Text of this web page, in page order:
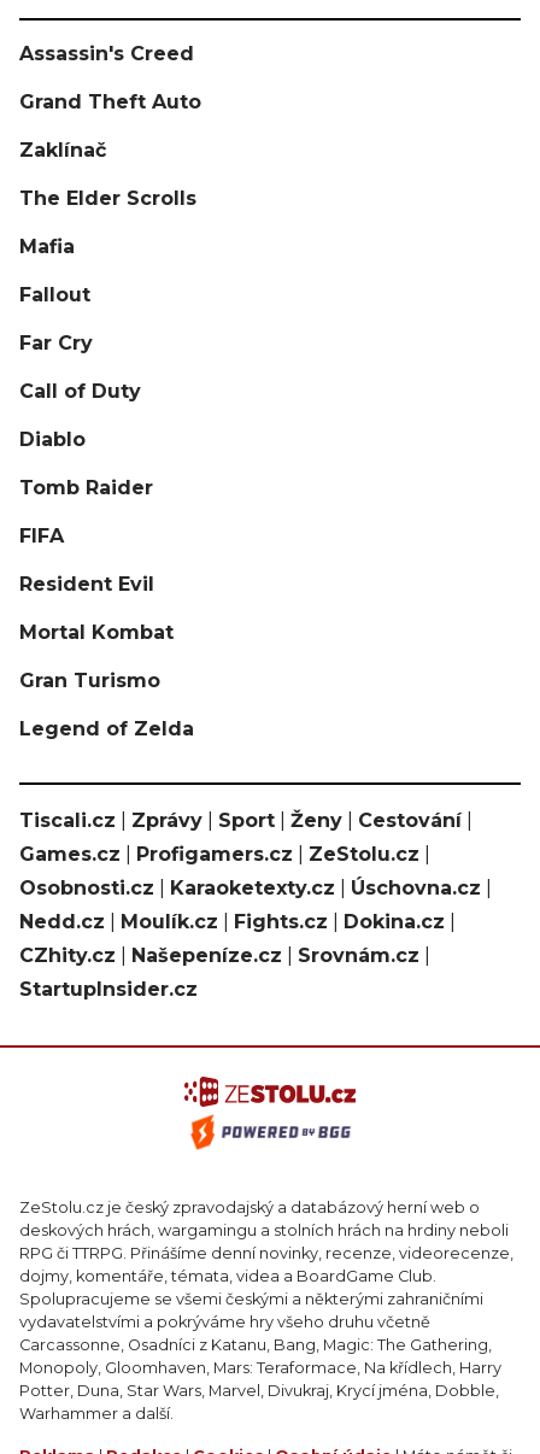
Assassin's Creed
Grand Theft Auto
Zaklínač
The Elder Scrolls
Mafia
Fallout
Far Cry
Call of Duty
Diablo
Tomb Raider
FIFA
Resident Evil
Mortal Kombat
Gran Turismo
Legend of Zelda
Tiscali.cz Zprávy Sport Ženy Cestování|
Games.cz
Profigamers.cz ZeStolu.cz
Osobnosti.cz
Karaoketexty.cz Úschovna.cz
Nedd.cz
Moulík.cz Fights.cz Dokina.cz
CZhity.cz
Našepeníze.cz Srovnám.cz
StartupInsider.cz
ZeStolu.cz je český zpravodajský a databázový herní web o
deskových hrách, wargamingu a stolních hrách na hrdiny neboli
RPG či TTRPG. Přinášíme denní novinky, recenze, videorecenze,
dojmy, komentáře, témata, videa a BoardGame Club.
Spolupracujeme se všemi českými a některými zahraničními
vydavatelstvími a pokrýváme hry všeho druhu včetně
Carcassonne, Osadníci z Katanu, Bang, Magic: The Gathering,
Monopoly, Gloomhaven, Mars: Teraformace, Na křídlech, Harry
Potter, Duna, Star Wars, Marvel, Divukraj, Krycí jména, Dobble,
Warhammer a další.